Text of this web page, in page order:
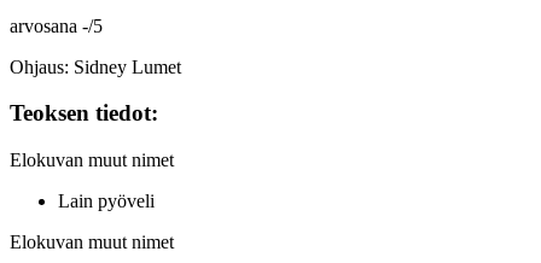
arvosana -/5
Ohjaus: Sidney Lumet
Teoksen tiedot:
Elokuvan muut nimet
Lain pyöveli
Elokuvan muut nimet